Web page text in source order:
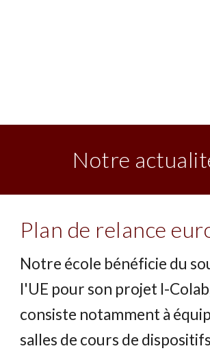
Notre
Plan de relance
Notre école bénéficie du
l'UE pour son projet I-
consiste notamment à
salles de cours de dispositifs